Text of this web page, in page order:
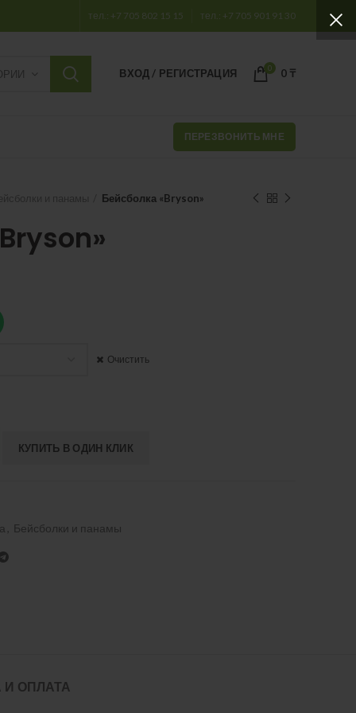
тел.: +7 705 802 15 15 тел.: +7 705 901 91 30
ВХОД / РЕГИСТРАЦИЯ 0 0 ₸
ПЕРЕЗВОНИТЬ МНЕ
Бейсболка «Bryson»
Очистить
КУПИТЬ В ОДИН КЛИК
Бейсболки и панамы
ОПЛАТА